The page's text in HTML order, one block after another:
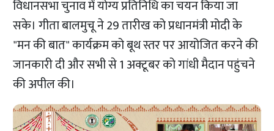
विधानसभा चुनाव में योग्य प्रतिनिधि का चयन किया जा
सके। गीता बालमुचू ने 29 तारीख को प्रधानमंत्री मोदी के
"मन की बात" कार्यक्रम को बूथ स्तर पर आयोजित करने की
जानकारी दी और सभी से 1 अक्टूबर को गांधी मैदान पहुंचने
की अपील की।